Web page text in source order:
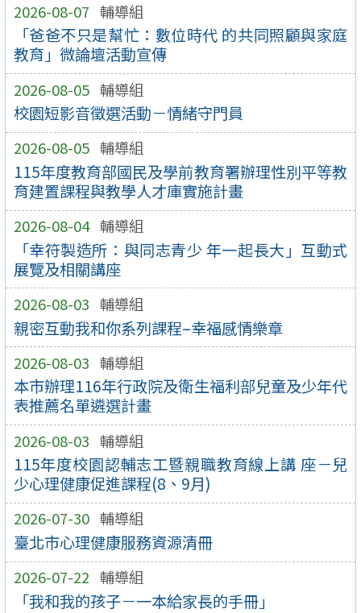
2026-08-07 輔導組
「爸爸不只是幫忙：數位時代 的共同照顧與家庭
教育」微論壇活動宣傳
2026-08-05 輔導組
校園短影音徵選活動－情緒守門員
2026-08-05 輔導組
115年度教育部國民及學前教育署辦理性別平等教
育建置課程與教學人才庫實施計畫
2026-08-04 輔導組
「幸符製造所：與同志青少 年一起長大」互動式
展覽及相關講座
2026-08-03 輔導組
親密互動我和你系列課程–幸福感情樂章
2026-08-03 輔導組
本市辦理116年行政院及衛生福利部兒童及少年代
表推薦名單遴選計畫
2026-08-03 輔導組
115年度校園認輔志工暨親職教育線上講 座－兒
少心理健康促進課程(8、9月)
2026-07-30 輔導組
臺北市心理健康服務資源清冊
2026-07-22 輔導組
「我和我的孩子－一本給家長的手冊」